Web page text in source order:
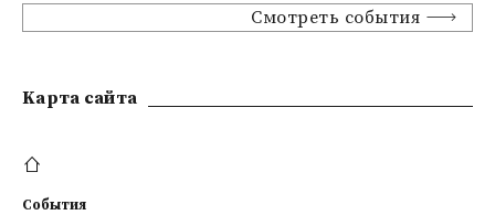
Смотреть события
Kарта сайта
События